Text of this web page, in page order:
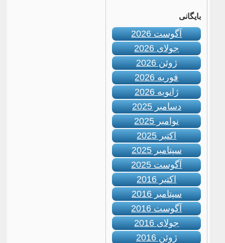
بایگانی
آگوست 2026
جولای 2026
ژوئن 2026
فوریه 2026
ژانویه 2026
دسامبر 2025
نوامبر 2025
اکتبر 2025
سپتامبر 2025
آگوست 2025
اکتبر 2016
سپتامبر 2016
آگوست 2016
جولای 2016
ژوئن 2016